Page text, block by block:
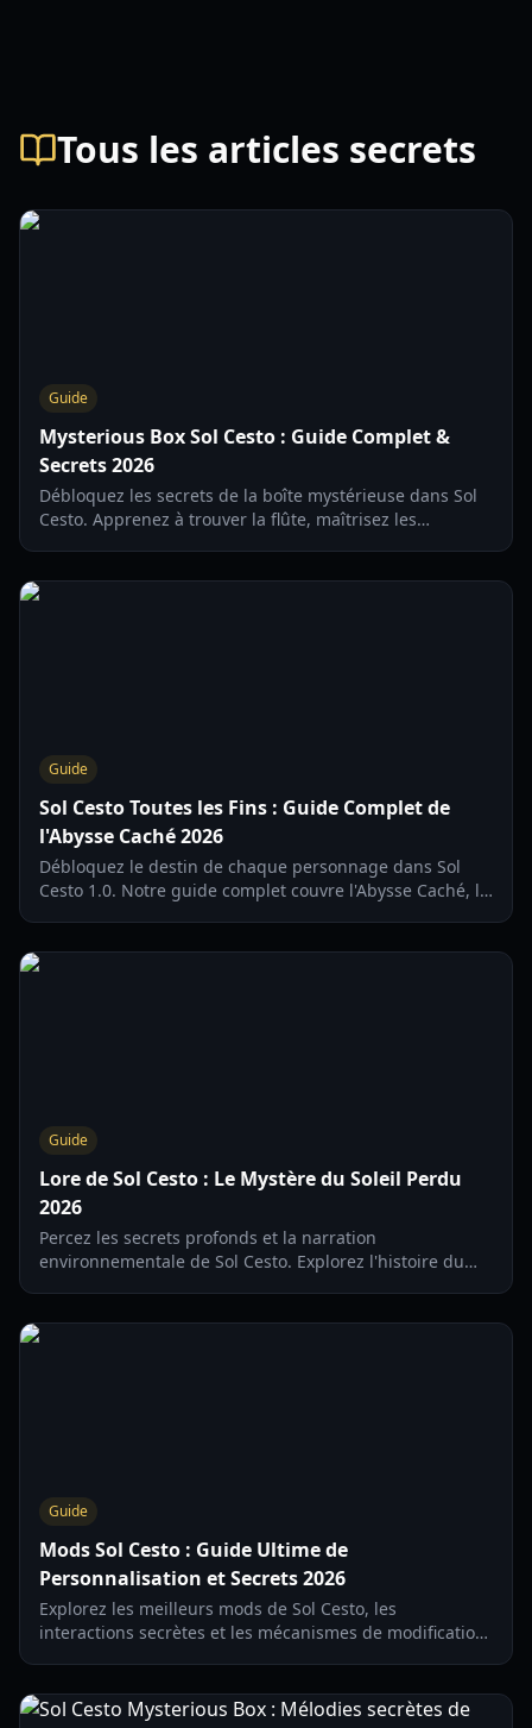
Tous les articles secrets
Guide
Mysterious Box Sol Cesto : Guide Complet &
Secrets 2026
Débloquez les secrets de la boîte mystérieuse dans Sol
Cesto. Apprenez à trouver la flûte, maîtrisez les
Guide
Sol Cesto Toutes les Fins : Guide Complet de
l'Abysse Caché 2026
Débloquez le destin de chaque personnage dans Sol
Cesto 1.0. Notre guide complet couvre l'Abysse Caché, le
Guide
Lore de Sol Cesto : Le Mystère du Soleil Perdu
2026
Percez les secrets profonds et la narration
environnementale de Sol Cesto. Explorez l'histoire du
Guide
Mods Sol Cesto : Guide Ultime de
Personnalisation et Secrets 2026
Explorez les meilleurs mods de Sol Cesto, les
interactions secrètes et les mécanismes de modification